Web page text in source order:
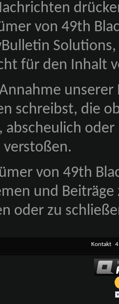
von 49th
für den Inhalt
unserer
schreibst, die
abscheulich
verstoßen.
von 49th
und
oder zu
Kontakt